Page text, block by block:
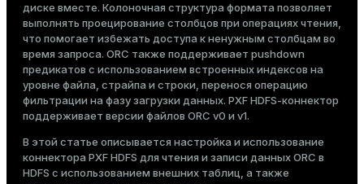
диске вместе. Колоночная структура формата позволяет
выполнять проецирование столбцов при операциях чтения,
что помогает избежать доступа к ненужным столбцам во
время запроса. ORC также поддерживает pushdown
предикатов с использованием встроенных индексов на
уровне файла, страйпа и строки, перенося операцию
фильтрации на фазу загрузки данных. PXF HDFS-коннектор
поддерживает версии файлов ORC v0 и v1.
В этой статье описывается настройка и использование
коннектора PXF HDFS для чтения и записи данных ORC в
HDFS с использованием внешних таблиц , а также